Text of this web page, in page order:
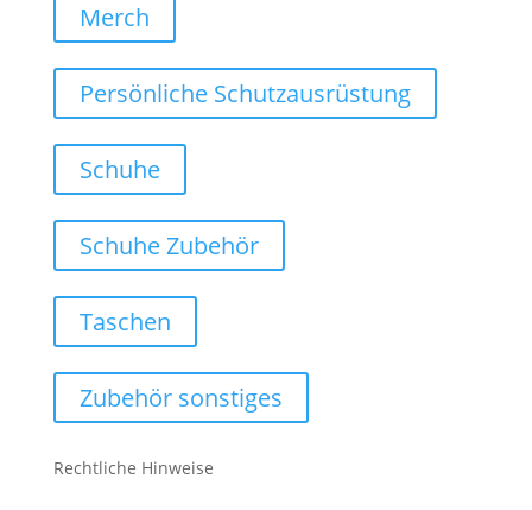
Merch
Persönliche Schutzausrüstung
Schuhe
Schuhe Zubehör
Taschen
Zubehör sonstiges
Rechtliche Hinweise